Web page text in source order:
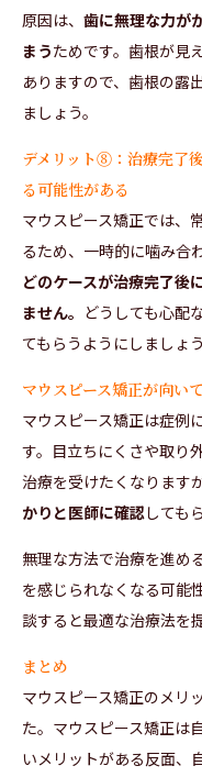
原因は、 歯に無理な力が
まうためです。歯根が見
ありますので、歯根の露
ましょう。
デメリット➇：治療完了
る可能性がある
マウスピース矯正では、
るため、一時的に噛み合
どのケースが治療完了後
ません。 どうしても心配
てもらうようにしましょう
マウスピース矯正が向い
マウスピース矯正は症例
す。目立ちにくさや取り
治療を受けたくなりますが
かりと医師に確認しても
無理な方法で治療を進め
を感じられなくなる可能
談すると最適な治療法を
まとめ
マウスピース矯正のメリ
た。マウスピース矯正は
いメリットがある反面、